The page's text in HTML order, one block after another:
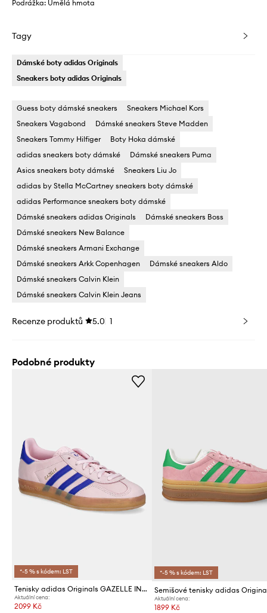
Podrážka: Umělá hmota
Tagy
Dámské boty adidas Originals
Sneakers boty adidas Originals
Guess boty dámské sneakers
Sneakers Michael Kors
Sneakers Vagabond
Dámské sneakers Steve Madden
Sneakers Tommy Hilfiger
Boty Hoka dámské
adidas sneakers boty dámské
Dámské sneakers Puma
Asics sneakers boty dámské
Sneakers Liu Jo
adidas by Stella McCartney sneakers boty dámské
adidas Performance sneakers boty dámské
Dámské sneakers adidas Originals
Dámské sneakers Boss
Dámské sneakers New Balance
Dámské sneakers Armani Exchange
Dámské sneakers Arkk Copenhagen
Dámské sneakers Aldo
Dámské sneakers Calvin Klein
Dámské sneakers Calvin Klein Jeans
Recenze produktů 5.0 1
Podobné produkty
*-5 % s kódem: LST
Tenisky adidas Originals GAZELLE INDOOR
Aktuální cena:
2099 Kč
*-5 % s kódem: LST
Aktuální cena:
1899 Kč